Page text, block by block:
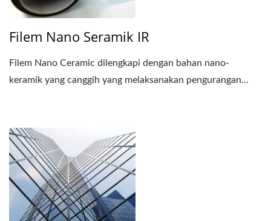
Filem Nano Seramik IR
Filem Nano Ceramic dilengkapi dengan bahan nano-
keramik yang canggih yang melaksanakan pengurangan...